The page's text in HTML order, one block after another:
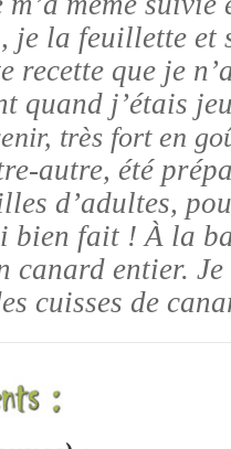
je la feuillette et
recette que je
quand j’étais
très fort en
autre, été
d’adultes,
bien fait ! À la
canard entier.
cuisses de